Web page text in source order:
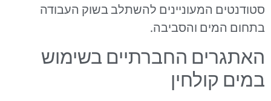
סטודנטים המעוניינים להשתלב בשוק העבודה
בתחום המים והסביבה.
האתגרים החברתיים בשימוש
במים קולחין